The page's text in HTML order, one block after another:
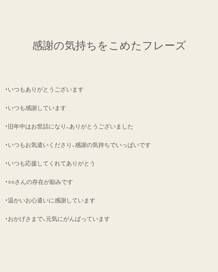
感謝の気持ちをこめたフレーズ
・いつもありがとうございます
・いつも感謝しています
・旧年中はお世話になり、ありがとうございました
・いつもお気遣いくださり、感謝の気持ちでいっぱいです
・いつも応援してくれてありがとう
・○○さんの存在が励みです
・温かいお心遣いに感謝しています
・おかげさまで、元気にがんばっています